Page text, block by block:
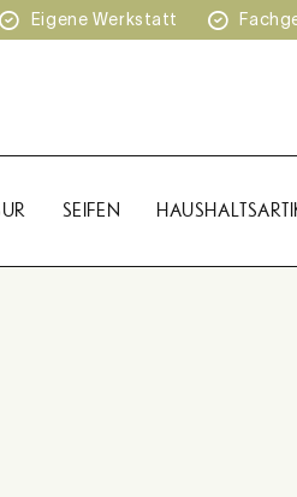
Eigene Werkstatt
SEIFEN